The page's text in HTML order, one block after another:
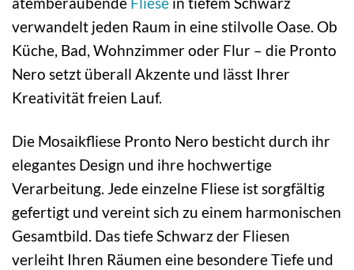
verwandelt jeden Raum in eine stilvolle Oase. Ob
Küche, Bad, Wohnzimmer oder Flur – die Pronto
Nero setzt überall Akzente und lässt Ihrer
Kreativität freien Lauf.
Die Mosaikfliese Pronto Nero besticht durch ihr
elegantes Design und ihre hochwertige
Verarbeitung. Jede einzelne Fliese ist sorgfältig
gefertigt und vereint sich zu einem harmonischen
Gesamtbild. Das tiefe Schwarz der Fliesen
verleiht Ihren Räumen eine besondere Tiefe und